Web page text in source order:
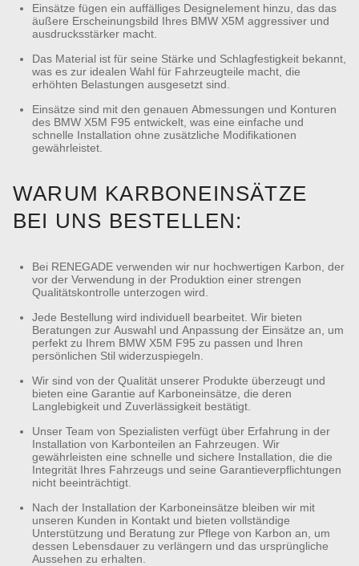
Einsätze fügen ein auffälliges Designelement hinzu, das das
äußere Erscheinungsbild Ihres BMW X5M aggressiver und
ausdrucksstärker macht.
Das Material ist für seine Stärke und Schlagfestigkeit bekannt,
was es zur idealen Wahl für Fahrzeugteile macht, die
erhöhten Belastungen ausgesetzt sind.
Einsätze sind mit den genauen Abmessungen und Konturen
des BMW X5M F95 entwickelt, was eine einfache und
schnelle Installation ohne zusätzliche Modifikationen
gewährleistet.
WARUM KARBONEINSÄTZE
BEI UNS BESTELLEN:
Bei RENEGADE verwenden wir nur hochwertigen Karbon, der
vor der Verwendung in der Produktion einer strengen
Qualitätskontrolle unterzogen wird.
Jede Bestellung wird individuell bearbeitet. Wir bieten
Beratungen zur Auswahl und Anpassung der Einsätze an, um
perfekt zu Ihrem BMW X5M F95 zu passen und Ihren
persönlichen Stil widerzuspiegeln.
Wir sind von der Qualität unserer Produkte überzeugt und
bieten eine Garantie auf Karboneinsätze, die deren
Langlebigkeit und Zuverlässigkeit bestätigt.
Unser Team von Spezialisten verfügt über Erfahrung in der
Installation von Karbonteilen an Fahrzeugen. Wir
gewährleisten eine schnelle und sichere Installation, die die
Integrität Ihres Fahrzeugs und seine Garantieverpflichtungen
nicht beeinträchtigt.
Nach der Installation der Karboneinsätze bleiben wir mit
unseren Kunden in Kontakt und bieten vollständige
Unterstützung und Beratung zur Pflege von Karbon an, um
dessen Lebensdauer zu verlängern und das ursprüngliche
Aussehen zu erhalten.